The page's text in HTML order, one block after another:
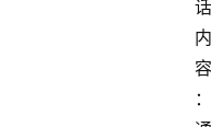
话
内
容
：